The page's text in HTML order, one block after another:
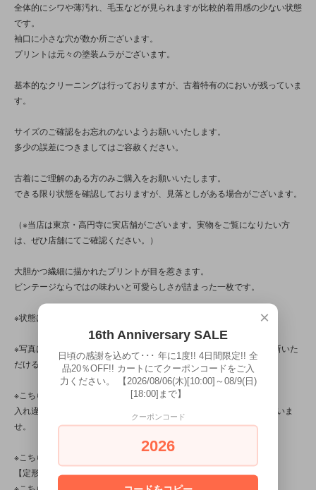
全体的にシワや薄汚れ、毛玉などが見られますが比較的着用感の少ない状態
です。
袖口に小さな穴が数か所ございます。
プリントは元々の塗装ムラがございます。
基本的なクリーニングは行っておりますが、古着特有のにおいが残っていま
す。
サイズのご確認をお忘れのないようお願いいたします。
多少の誤差につきましてはご容赦ください。
古着にご理解のある方のみご購入をお願いいたします。
できる限り状態を確認しておりますが、見落としがある場合がございます。
（※当店は東京・高円寺に実店舗がございます。実物をご覧になりたい方
は、ぜひ店舗にてご確認ください。）
大胆かつ繊細に描かれたプリントが目を惹きます。
ビンテージならではの味わいと可愛らしさが詰まった一枚です。
※状態は、7枚の写真と併せてご確認ください。
※写真は、光の当たり方によって見え方が変わる為、トータル的に判断いた
だけると幸いです。
※こちらの商品は店頭でも販売しています。
入れ違いで完売してしまう場合がございます。その際はご容赦くださいま
せ。
※こちらの商品は、中古・ヴィンテージ品です。
【定形外対応商品】
×
16th Anniversary SALE
日頃の感謝を込めて･･･ 年に1度!! 4日間限定!! 全
品20％OFF!! カートにてクーポンコードをご入
力ください。 【2026/08/06(木)[10:00]～08/9(日)
[18:00]まで】
クーポンコード
2026